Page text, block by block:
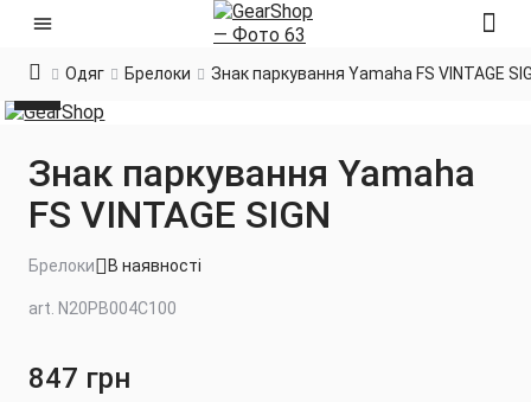
Одяг Брелоки Знак паркування Yamaha FS VINTAGE
Знак паркування Yamaha
FS VINTAGE SIGN
Брелоки В наявності
art. N20PB004C100
847 грн